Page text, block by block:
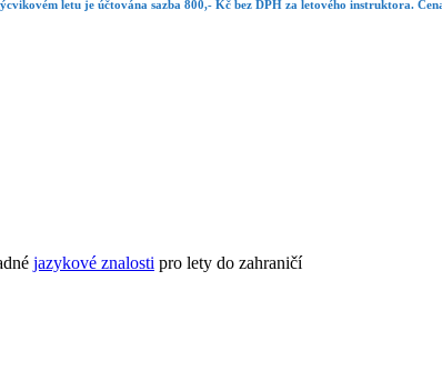
letu je účtována sazba 800,- Kč bez DPH za letového instruktora.
jazykové znalosti pro lety do zahraničí